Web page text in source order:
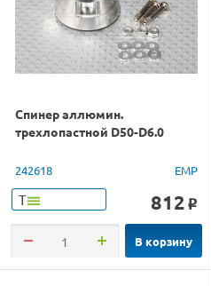
Спинер аллюмин.
трехлопастной D50-D6.0
242618 EMP
Т 812 o
В корзину